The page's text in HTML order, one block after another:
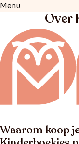
Menu
Over
Waarom koop